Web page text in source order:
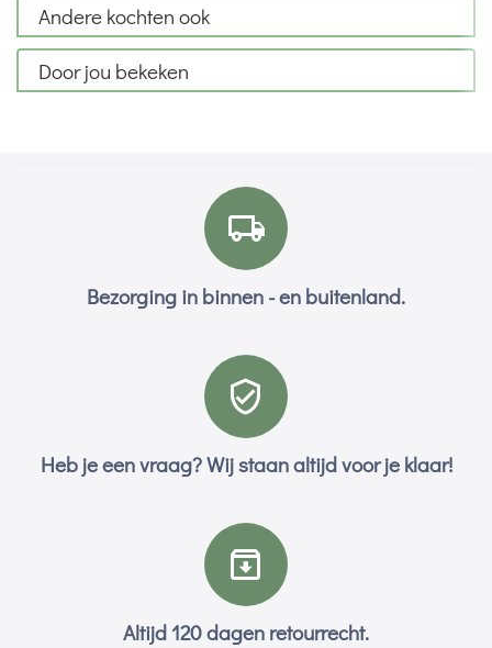
Andere kochten ook
Door jou bekeken
Bezorging in binnen - en buitenland.
Heb je een vraag? Wij staan altijd voor je klaar!
Altijd 120 dagen retourrecht.